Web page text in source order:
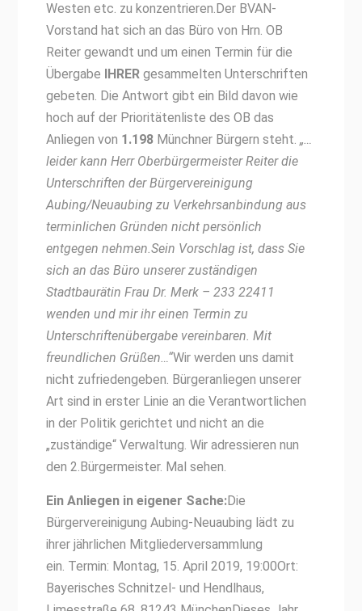
Westen etc. zu konzentrieren.Der BVAN-
Vorstand hat sich an das Büro von Hrn. OB
Reiter gewandt und um einen Termin für die
Übergabe IHRERgesammelten Unterschriften
gebeten. Die Antwort gibt ein Bild davon wie
hoch auf der Prioritätenliste des OB das
Anliegen von 1.198Münchner Bürgern steht. „…
leider kann Herr Oberbürgermeister Reiter die
Unterschriften der Bürgervereinigung
Aubing/Neuaubing zu Verkehrsanbindung aus
terminlichen Gründen nicht persönlich
entgegen nehmen.Sein Vorschlag ist, dass Sie
sich an das Büro unserer zuständigen
Stadtbaurätin Frau Dr. Merk – 233 22411
wenden und mir ihr einen Termin zu
Unterschriftenübergabe vereinbaren. Mit
freundlichen Grüßen…“Wir werden uns damit
nicht zufriedengeben. Bürgeranliegen unserer
Art sind in erster Linie an die Verantwortlichen
in der Politik gerichtet und nicht an die
„zuständige“ Verwaltung. Wir adressieren nun
den 2.Bürgermeister. Mal sehen.
Ein Anliegen in eigener Sache:Die
Bürgervereinigung Aubing-Neuaubing lädt zu
ihrer jährlichen Mitgliederversammlung
ein. Termin: Montag, 15. April 2019, 19:00Ort:
Bayerisches Schnitzel- und Hendlhaus,